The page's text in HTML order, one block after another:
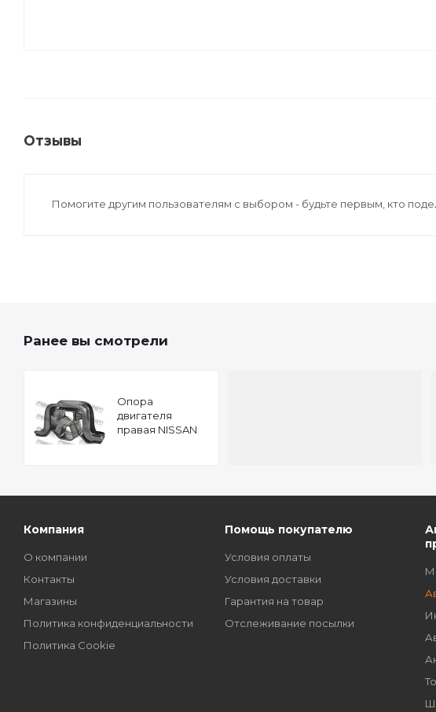
Отзывы
Помогите другим пользователям с выбором - будьте первым, кто
Ранее вы смотрели
Опора
двигателя
правая NISSAN
Компания
О компании
Контакты
Магазины
Политика конфиденциальности
Политика Cookie
Помощь покупателю
Условия оплаты
Условия доставки
Гарантия на товар
Отслеживание посылки